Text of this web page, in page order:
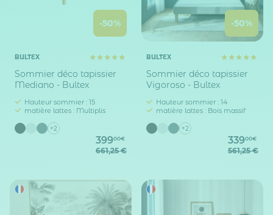
-50%
BULTEX
Sommier déco tapissier
Mediano - Bultex
Hauteur sommier : 15
matière lattes : Multiplis
+2
39900€
661,25 €
-50%
BULTEX
Sommier déco tapissier
Vigoroso - Bultex
Hauteur sommier : 14
matière lattes : Bois massif
+2
33900€
561,25 €